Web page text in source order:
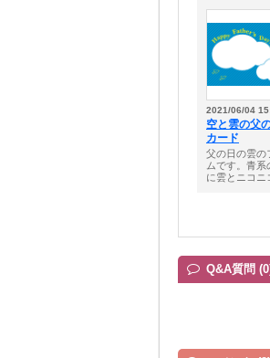
2021/06/04
空と雲の父
カード
父の日の雲の
ムです。青系
に雲とニコニ
Q&A質問